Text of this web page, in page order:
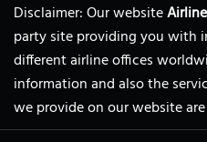
Disclaimer: Our website
party site providing you with
different airline offices
information and also the
we provide on our website